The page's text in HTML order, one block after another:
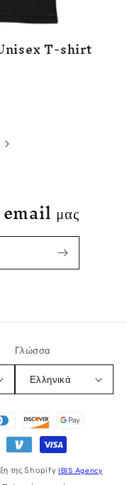
T-shirt
email μας
Γλώσσα
Ελληνικά
της Shopify IBIS Agency